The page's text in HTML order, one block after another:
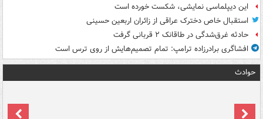
این دیپلماسی نمایشی، شکست خورده است
استقبال خاص دخترک عراقی از زائران اربعین حسینی
حادثه غرق‌شدگی در طاقانک ۲ قربانی گرفت
افشاگری برادرزاده ترامپ: تمام تصمیم‌هایش از روی ترس است
حوادث